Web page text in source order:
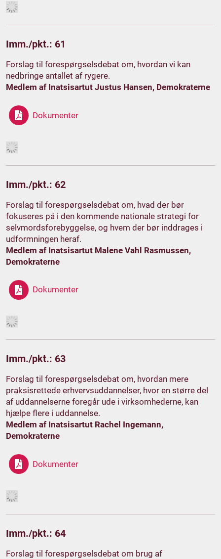
Imm./pkt.: 61
Forslag til forespørgselsdebat om, hvordan vi kan
nedbringe antallet af rygere.
Medlem af Inatsisartut Justus Hansen, Demokraterne
Dokumenter
Imm./pkt.: 62
Forslag til forespørgselsdebat om, hvad der bør
fokuseres på i den kommende nationale strategi for
selvmordsforebyggelse, og hvem der bør inddrages i
udformningen heraf.
Medlem af Inatsisartut Malene Vahl Rasmussen,
Demokraterne
Dokumenter
Imm./pkt.: 63
Forslag til forespørgselsdebat om, hvordan mere
praksisrettede erhvervsuddannelser, hvor en større del
af uddannelserne foregår ude i virksomhederne, kan
hjælpe flere i uddannelse.
Medlem af Inatsisartut Rachel Ingemann,
Demokraterne
Dokumenter
Imm./pkt.: 64
Forslag til forespørgselsdebat om brug af